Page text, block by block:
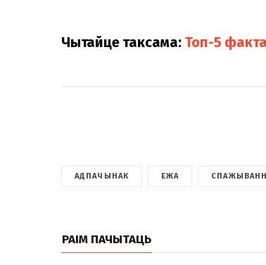
Чытайце таксама: Топ-5
АДПАЧЫНАК ЕЖА
РАІМ ПАЧЫТАЦЬ